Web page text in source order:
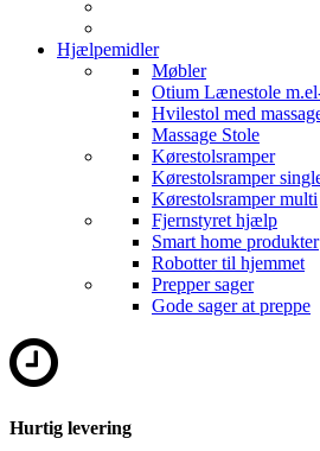
Hjælpemidler
Møbler
Otium Lænestole
Hvilestol med
Massage Stole
Kørestolsramper
Kørestolsramper
Kørestolsramper multi
Fjernstyret hjælp
Smart home produkter
Robotter til hjemmet
Prepper sager
Gode sager at preppe
Hurtig levering